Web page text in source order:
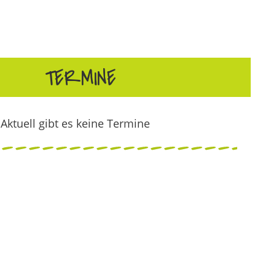
TERMINE
Aktuell gibt es keine Termine